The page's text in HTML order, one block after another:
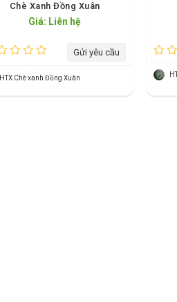
Chè Xanh Đồng Xuân
Giá: Liên hệ
Gửi yêu cầu
HTX Chè xanh Đồng Xuân